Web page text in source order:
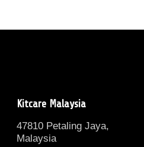
Kitcare Malaysia
47810 Petaling Jaya,
Malaysia